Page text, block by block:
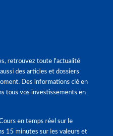
retrouvez toute l'actualité
des articles et dossiers
Des informations clé en
tous vos investissements en
en temps réel sur le
15 minutes sur les valeurs et